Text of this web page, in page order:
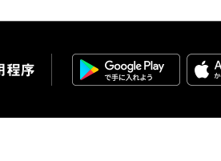
程序